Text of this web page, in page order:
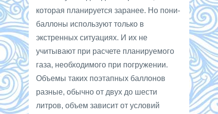
которая планируется заранее. Но пони-
баллоны используют только в
экстренных ситуациях. И их не
учитывают при расчете планируемого
газа, необходимого при погружении.
Объемы таких поэтапных баллонов
разные, обычно от двух до шести
литров, объем зависит от условий